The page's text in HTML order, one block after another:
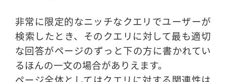
非常に限定的なニッチなクエリでユーザーが
検索したとき、そのクエリに対して最も適切
な回答がページのずっと下の方に書かれてい
るほんの一文の場合がありえます。